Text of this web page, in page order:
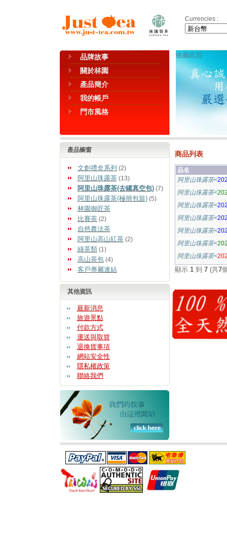
Currencies :
品牌故事
關於林園
產品簡介
我的帳戶
門市風格
收藏此頁
產品櫥窗
文創禮盒系列 (2)
阿里山珠露茶(13)
阿里山珠露茶(去罐真空包)(7)
阿里山珠露茶(極簡包裝)(5)
林園御匠茶
比賽茶(2)
自然農法茶
阿里山高山紅茶(2)
綠茶類 (1)
高山茶包(4)
客戶專屬連結
其他資訊
最新消息
旅遊景點
付款方式
運送與取貨
退換貨事項
網站安全性
隱私權政策
聯絡我們
商品列表
品名
阿里山珠露茶<
阿里山珠露茶<
阿里山珠露茶<
阿里山珠露茶<
阿里山珠露茶<
阿里山珠露茶<
阿里山珠露茶<
顯示 1到 7(共7